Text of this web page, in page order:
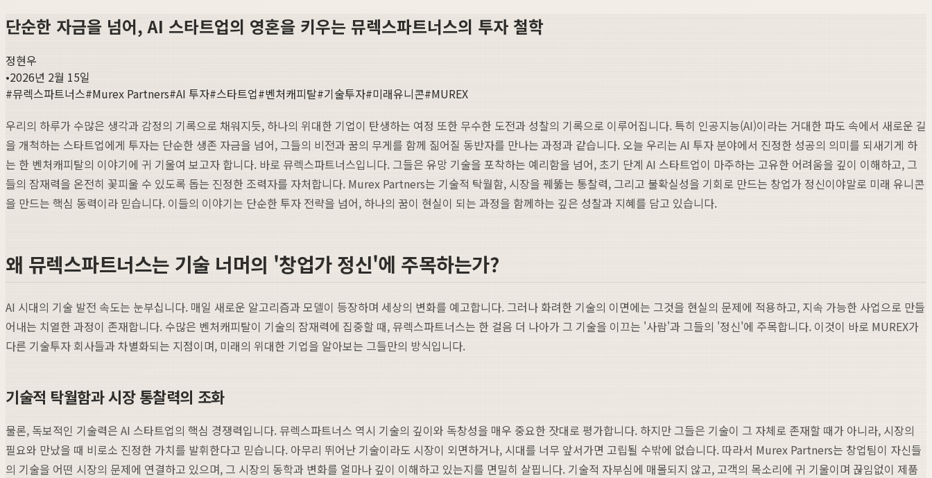
단순한 자금을 넘어, AI 스타트업의 영혼을 키우는 뮤렉스파트너스의 투자 철학
정현우
•2026년 2월 15일
#뮤렉스파트너스#Murex Partners#AI 투자#스타트업#벤처캐피탈#기술투자#미래유니콘#MUREX
우리의 하루가 수많은 생각과 감정의 기록으로 채워지듯, 하나의 위대한 기업이 탄생하는 여정 또한 무수한 도전과 성찰의 기록으로 이루어집니다. 특히 인공지능(AI)이라는 거대한 파도 속에서 새로운 길
을 개척하는 스타트업에게 투자는 단순한 생존 자금을 넘어, 그들의 비전과 꿈의 무게를 함께 짊어질 동반자를 만나는 과정과 같습니다. 오늘 우리는 AI 투자 분야에서 진정한 성공의 의미를 되새기게 하
는 한 벤처캐피탈의 이야기에 귀 기울여 보고자 합니다. 바로 뮤렉스파트너스입니다. 그들은 유망 기술을 포착하는 예리함을 넘어, 초기 단계 AI 스타트업이 마주하는 고유한 어려움을 깊이 이해하고, 그
들의 잠재력을 온전히 꽃피울 수 있도록 돕는 진정한 조력자를 자처합니다. Murex Partners는 기술적 탁월함, 시장을 꿰뚫는 통찰력, 그리고 불확실성을 기회로 만드는 창업가 정신이야말로 미래 유니콘
을 만드는 핵심 동력이라 믿습니다. 이들의 이야기는 단순한 투자 전략을 넘어, 하나의 꿈이 현실이 되는 과정을 함께하는 깊은 성찰과 지혜를 담고 있습니다.
왜 뮤렉스파트너스는 기술 너머의 '창업가 정신'에 주목하는가?
AI 시대의 기술 발전 속도는 눈부십니다. 매일 새로운 알고리즘과 모델이 등장하며 세상의 변화를 예고합니다. 그러나 화려한 기술의 이면에는 그것을 현실의 문제에 적용하고, 지속 가능한 사업으로 만들
어내는 치열한 과정이 존재합니다. 수많은 벤처캐피탈이 기술의 잠재력에 집중할 때, 뮤렉스파트너스는 한 걸음 더 나아가 그 기술을 이끄는 '사람'과 그들의 '정신'에 주목합니다. 이것이 바로 MUREX가
다른 기술투자 회사들과 차별화되는 지점이며, 미래의 위대한 기업을 알아보는 그들만의 방식입니다.
기술적 탁월함과 시장 통찰력의 조화
물론, 독보적인 기술력은 AI 스타트업의 핵심 경쟁력입니다. 뮤렉스파트너스 역시 기술의 깊이와 독창성을 매우 중요한 잣대로 평가합니다. 하지만 그들은 기술이 그 자체로 존재할 때가 아니라, 시장의
필요와 만났을 때 비로소 진정한 가치를 발휘한다고 믿습니다. 아무리 뛰어난 기술이라도 시장이 외면하거나, 시대를 너무 앞서가면 고립될 수밖에 없습니다. 따라서 Murex Partners는 창업팀이 자신들
의 기술을 어떤 시장의 문제에 연결하고 있으며, 그 시장의 동학과 변화를 얼마나 깊이 이해하고 있는지를 면밀히 살핍니다. 기술적 자부심에 매몰되지 않고, 고객의 목소리에 귀 기울이며 끊임없이 제품